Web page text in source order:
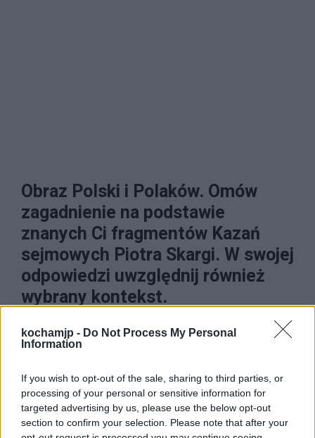
kochamjp - Do Not Process My Personal
Information
If you wish to opt-out of the sale, sharing to third parties, or
processing of your personal or sensitive information for
targeted advertising by us, please use the below opt-out
section to confirm your selection. Please note that after your
Obraz Polski i Polaków. Omów
zagadnienie na podstawie
znanych Ci fragmentów Kazań
sejmowych Piotra Skargi. W swojej
odpowiedzi uwzględnij również
wybrany kontekst.
Literatura opisuje wiele zbiorowości i zjawisk.
także obraz danego kraju i jego narodu. Nie
inaczej wygląda sytuacja w przypadku Polski i
Polaków. Ich obraz można znaleźć w wielu